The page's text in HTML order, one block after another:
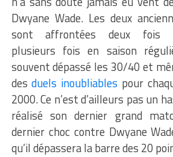
Dwyane Wade. Les deux
sont affrontées deux
plusieurs fois en saison
souvent dépassé les 30/40 et
desduels inoubliables pour
2000. Ce n’est d’ailleurs pas un
réalisé son dernier grand
dernier choc contre Dwyane
qu’il dépassera la barre des 20